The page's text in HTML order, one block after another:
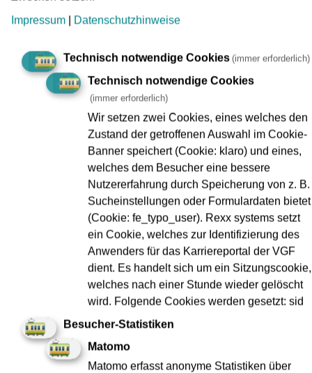
1 Bockenheimer Warte
Festhalle/Messe
Flughafen Fernbahnhof
Hauptbahnhof
Hauptwache
Kirchplatz
Konstablerwache
Impressum | Datenschutzhinweise
Technisch notwendige Cookies (immer erforderlich)
Technisch notwendige Cookies
(immer erforderlich)
Wir setzen zwei Cookies, eines welches den
Zustand der getroffenen Auswahl im Cookie-
Banner speichert (Cookie: klaro) und eines,
welches dem Besucher eine bessere
Nutzererfahrung durch Speicherung von z. B.
Sucheinstellungen oder Formulardaten bietet
(Cookie: fe_typo_user). Rexx systems setzt
ein Cookie, welches zur Identifizierung des
Anwenders für das Karriereportal der VGF
dient. Es handelt sich um ein Sitzungscookie,
welches nach einer Stunde wieder gelöscht
wird. Folgende Cookies werden gesetzt: sid
Besucher-Statistiken
Matomo
Matomo erfasst anonyme Statistiken über